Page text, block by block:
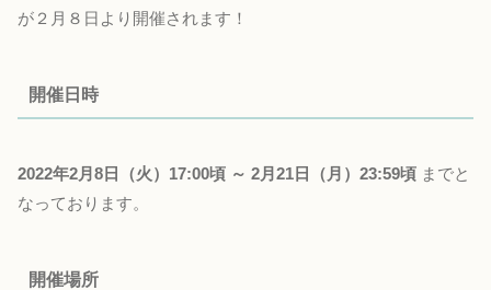
が２月８日より開催されます！
開催日時
2022年2月8日（火）17:00頃 ～ 2月21日（月）23:59頃 までと
なっております。
開催場所